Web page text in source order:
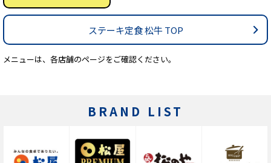
ステーキ定食 松牛 TOP
メニューは、各店舗のページをご確認ください。
BRAND LIST